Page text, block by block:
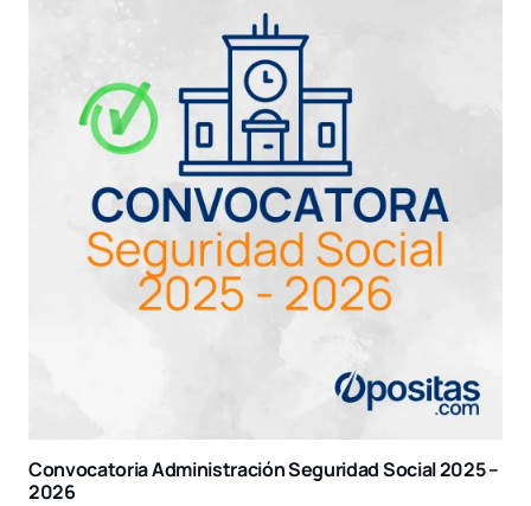
Convocatoria Administración Seguridad Social 2025 –
2026